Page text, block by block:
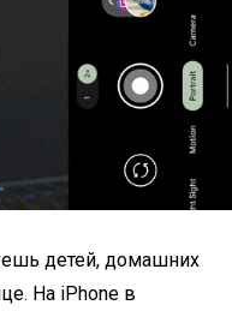
детей, домашних
На iPhone в